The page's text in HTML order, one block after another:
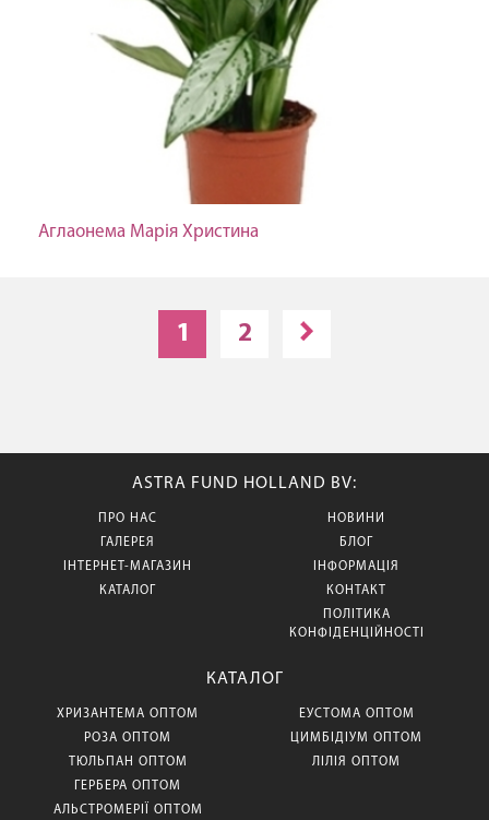
Аглаонема Марія Христина
1 2
ASTRA FUND HOLLAND BV:
ПРО НАС
ГАЛЕРЕЯ
ІНТЕРНЕТ-МАГАЗИН
КАТАЛОГ
НОВИНИ
БЛОГ
ІНФОРМАЦІЯ
КОНТАКТ
ПОЛІТИКА
КОНФІДЕНЦІЙНОСТІ
КАТАЛОГ
ХРИЗАНТЕМА ОПТОМ
РОЗА ОПТОМ
ТЮЛЬПАН ОПТОМ
ГЕРБЕРА ОПТОМ
АЛЬСТРОМЕРІЇ ОПТОМ
ЕУСТОМА ОПТОМ
ЦИМБІДІУМ ОПТОМ
ЛІЛІЯ ОПТОМ